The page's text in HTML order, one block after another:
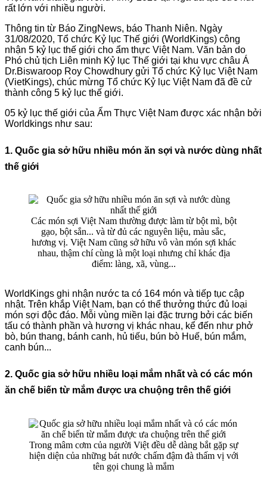
rất lớn với nhiều người.
Thông tin từ Báo ZingNews, báo Thanh Niên. Ngày
31/08/2020, Tổ chức Kỷ lục Thế giới (WorldKings) công
nhận 5 kỷ lục thế giới cho ẩm thực Việt Nam. Văn bản do
Phó chủ tịch Liên minh Kỷ lục Thế giới tại khu vực châu Á
Dr.Biswaroop Roy Chowdhury gửi Tổ chức Kỷ lục Việt Nam
(VietKings), chúc mừng Tổ chức Kỷ lục Việt Nam đã đề cử
thành công 5 kỷ lục thế giới.
05 kỷ lục thế giới của Ẩm Thực Việt Nam được xác nhận bởi
Worldkings như sau:
1. Quốc gia sở hữu nhiều món ăn sợi và nước dùng nhất
thế giới
Các món sợi Việt Nam thường được làm từ bột mì, bột
gạo, bột sắn... và từ đủ các nguyên liệu, màu sắc,
hương vị. Việt Nam cũng sở hữu vô vàn món sợi khác
nhau, thậm chí cùng là một loại nhưng chỉ khác địa
điểm: làng, xã, vùng...
WorldKings ghi nhận nước ta có 164 món và tiếp tục cập
nhật. Trên khắp Việt Nam, bạn có thể thưởng thức đủ loại
món sợi độc đáo. Mỗi vùng miền lại đặc trưng bởi các biến
tấu có thành phần và hương vị khác nhau, kể đến như phở
bò, bún thang, bánh canh, hủ tiếu, bún bò Huế, bún mắm,
canh bún...
2. Quốc gia sở hữu nhiều loại mắm nhất và có các món
ăn chế biến từ mắm được ưa chuộng trên thế giới
Trong mâm cơm của người Việt đều dễ dàng bắt gặp sự
hiện diện của những bát nước chấm đậm đà thấm vị với
tên gọi chung là mắm